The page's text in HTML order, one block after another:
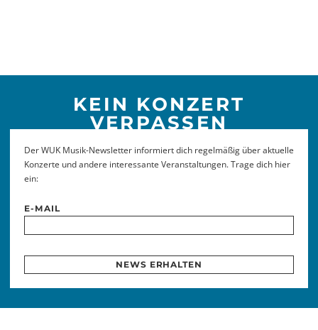
KEIN KONZERT
VERPASSEN
Der WUK Musik-Newsletter informiert dich regelmäßig über aktuelle
Konzerte und andere interessante Veranstaltungen. Trage dich hier
ein:
E-MAIL
NEWS ERHALTEN